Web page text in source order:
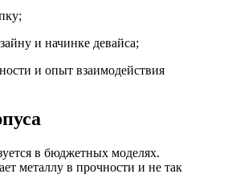
и начинке девайса;
и опыт взаимодействия
в бюджетных моделях.
металлу в прочности и не так